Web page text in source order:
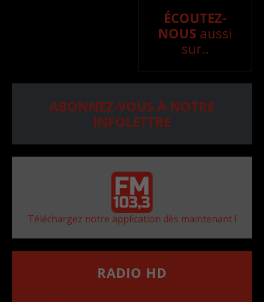
ÉCOUTEZ-
NOUS aussi
sur..
ABONNEZ-VOUS À NOTRE
INFOLETTRE
Téléchargez notre application dès maintenant !
RADIO HD